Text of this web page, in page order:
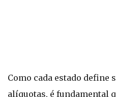
Como cada estado
alíquotas, é fundamental